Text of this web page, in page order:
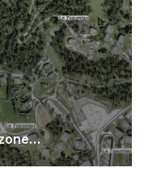
Ouverture du tronçon dans la zone de Marolies